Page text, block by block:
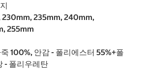
230mm, 235mm, 240mm,
255mm
100%, 안감 - 폴리에스터 55%+폴
- 폴리우레탄